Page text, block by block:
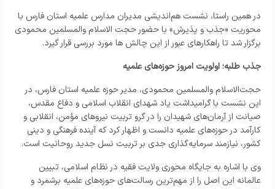
در همین راستا، نشست هم‌اندیشی مدیران مدارس علمیه استان فارس با
محوریت «جذب و پذیرش» با حضور حجت الاسلام والمسلمین محمودی
برگزار شد تا راهکارهای عبور از این چالش ها مورد بررسی قرار گیرد.
جذب طلبه؛ اولویت امروز حوزه‌های علمیه
حجت‌الاسلام والمسلمین محمودی، مدیر حوزه علمیه استان فارس، در
این نشست با گرامیداشت یاد شهدای انقلاب اسلامی و دفاع مقدس،
صیانت از آرمان‌های شهیدان را در گرو تربیت نیروهای مؤمن، انقلابی و
کارآمد در حوزه‌های علمیه دانست و اظهار کرد که آینده فرهنگی و دینی
کشور، نیازمند سرمایه‌گذاری جدی بر تربیت نسل جدید روحانیت است.
وی با اشاره به جایگاه محوری ولایت فقیه در نظام اسلامی، تبیین
عالمانه این اصل را از مهم‌ترین رسالت‌های حوزه‌های علمیه برشمرد و